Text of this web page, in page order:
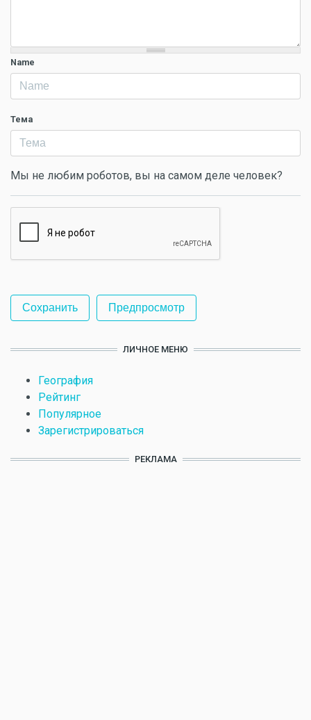
Name
Тема
Мы не любим роботов, вы на самом деле человек?
ЛИЧНОЕ МЕНЮ
География
Рейтинг
Популярное
Зарегистрироваться
РЕКЛАМА